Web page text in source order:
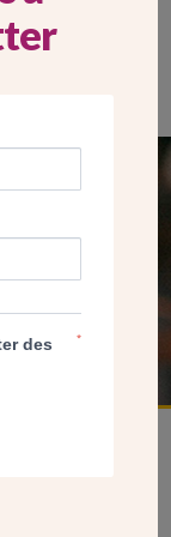
à la cité de
des
*